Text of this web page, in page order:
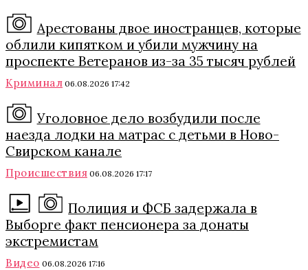
Арестованы двое иностранцев, которые
облили кипятком и убили мужчину на
проспекте Ветеранов из-за 35 тысяч рублей
Криминал 06.08.2026 17:42
Уголовное дело возбудили после
наезда лодки на матрас с детьми в Ново-
Свирском канале
Происшествия 06.08.2026 17:17
Полиция и ФСБ задержала в
Выборге факт пенсионера за донаты
экстремистам
Видео 06.08.2026 17:16